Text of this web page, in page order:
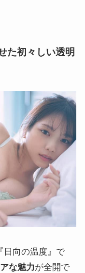
た初々しい透明
日向の温度』で
な魅力が全開で